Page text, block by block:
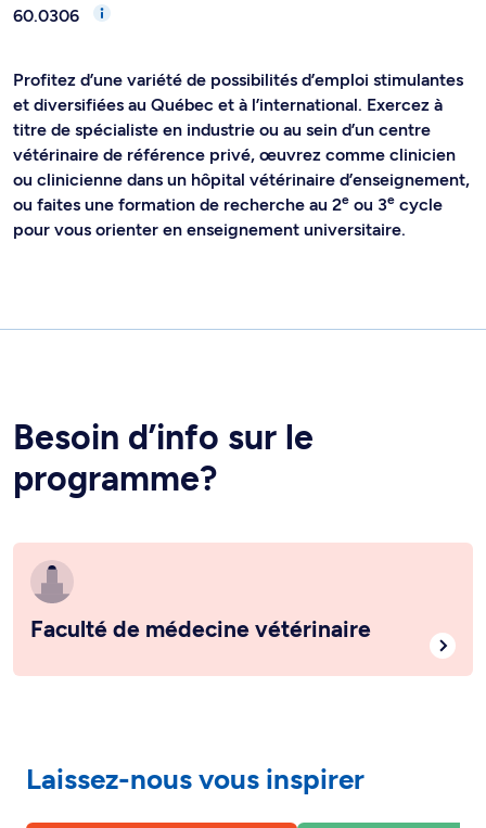
60.0306
Profitez d’une variété de possibilités d’emploi stimulantes
et diversifiées au Québec et à l’international. Exercez à
titre de spécialiste en industrie ou au sein d’un centre
vétérinaire de référence privé, œuvrez comme clinicien
ou clinicienne dans un hôpital vétérinaire d’enseignement,
ou faites une formation de recherche au 2e ou 3e cycle
pour vous orienter en enseignement universitaire.
Besoin d’info sur le
programme?
Faculté de médecine vétérinaire
Laissez-nous vous inspirer